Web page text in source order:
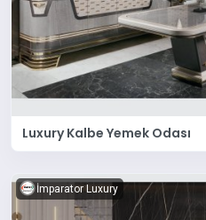
Luxury Kalbe Yemek Odası
İmparator Luxury